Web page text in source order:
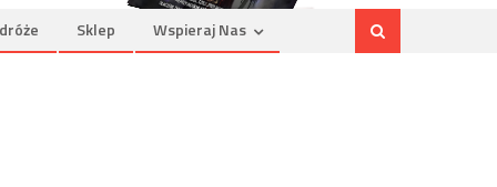
Sklep Wspieraj Nas